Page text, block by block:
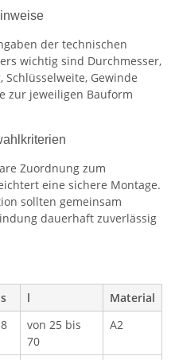
der technischen
wichtig sind Durchmesser,
Schlüsselweite, Gewinde
zur jeweiligen Bauform
Zuordnung zum
eine sichere Montage.
sollten gemeinsam
dauerhaft zuverlässig
s l
Material
8
von 25 bis
70
A2